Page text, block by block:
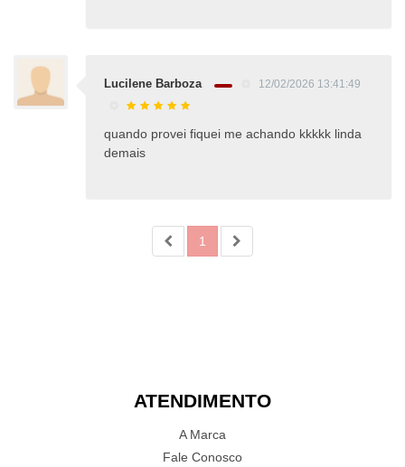
Lucilene Barboza 12/02/2026 13:41:49
quando provei fiquei me achando kkkkk linda
demais
1
ATENDIMENTO
A Marca
Fale Conosco